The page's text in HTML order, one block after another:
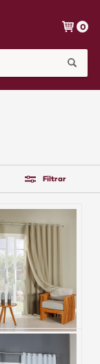
0
Filtrar
Com Voil
3M Argus